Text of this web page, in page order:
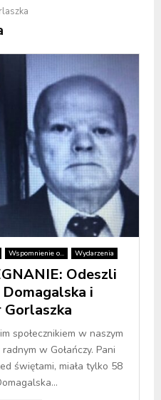
Wspomnienie o... Wydarzenia
Odeszli
i
społecznikiem w naszym
w Gołańczy. Pani
świętami, miała tylko 58